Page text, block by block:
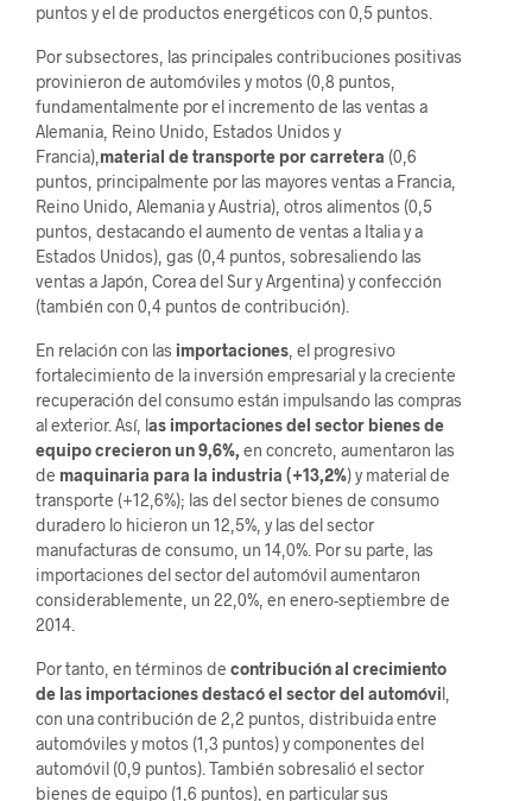
puntos y el de productos energéticos con 0,5 puntos.
Por subsectores, las principales contribuciones positivas
provinieron de automóviles y motos (0,8 puntos,
fundamentalmente por el incremento de las ventas a
Alemania, Reino Unido, Estados Unidos y
Francia), material de transporte por carretera (0,6
puntos, principalmente por las mayores ventas a Francia,
Reino Unido, Alemania y Austria), otros alimentos (0,5
puntos, destacando el aumento de ventas a Italia y a
Estados Unidos), gas (0,4 puntos, sobresaliendo las
ventas a Japón, Corea del Sur y Argentina) y confección
(también con 0,4 puntos de contribución).
En relación con las importaciones , el progresivo
fortalecimiento de la inversión empresarial y la creciente
recuperación del consumo están impulsando las compras
al exterior. Así, las importaciones del sector bienes de
equipo crecieron un 9,6%, en concreto, aumentaron las
de maquinaria para la industria (+13,2%) y material de
transporte (+12,6%); las del sector bienes de consumo
duradero lo hicieron un 12,5%, y las del sector
manufacturas de consumo, un 14,0%. Por su parte, las
importaciones del sector del automóvil aumentaron
considerablemente, un 22,0%, en enero-septiembre de
2014.
Por tanto, en términos de contribución al crecimiento
de las importaciones destacó el sector del automóvil,
con una contribución de 2,2 puntos, distribuida entre
automóviles y motos (1,3 puntos) y componentes del
automóvil (0,9 puntos). También sobresalió el sector
bienes de equipo (1,6 puntos), en particular sus